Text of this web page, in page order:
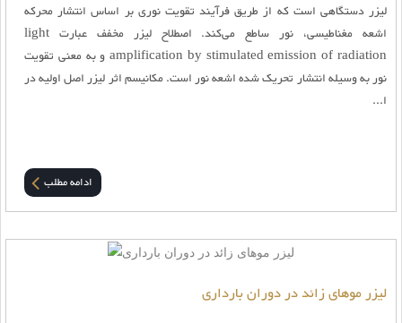
لیزر دستگاهی است که از طریق فرآیند تقویت نوری بر اساس انتشار محرکه
اشعه مغناطیسی، نور ساطع می‌کند. اصطلاح لیزر مخفف عبارت light
amplification by stimulated emission of radiation و به معنی تقویت
نور به وسیله انتشار تحریک شده اشعه نور است. مکانیسم اثر لیزر اصل اولیه در
ا...
ادامه مطلب
لیزر موهای زائد در دوران بارداری